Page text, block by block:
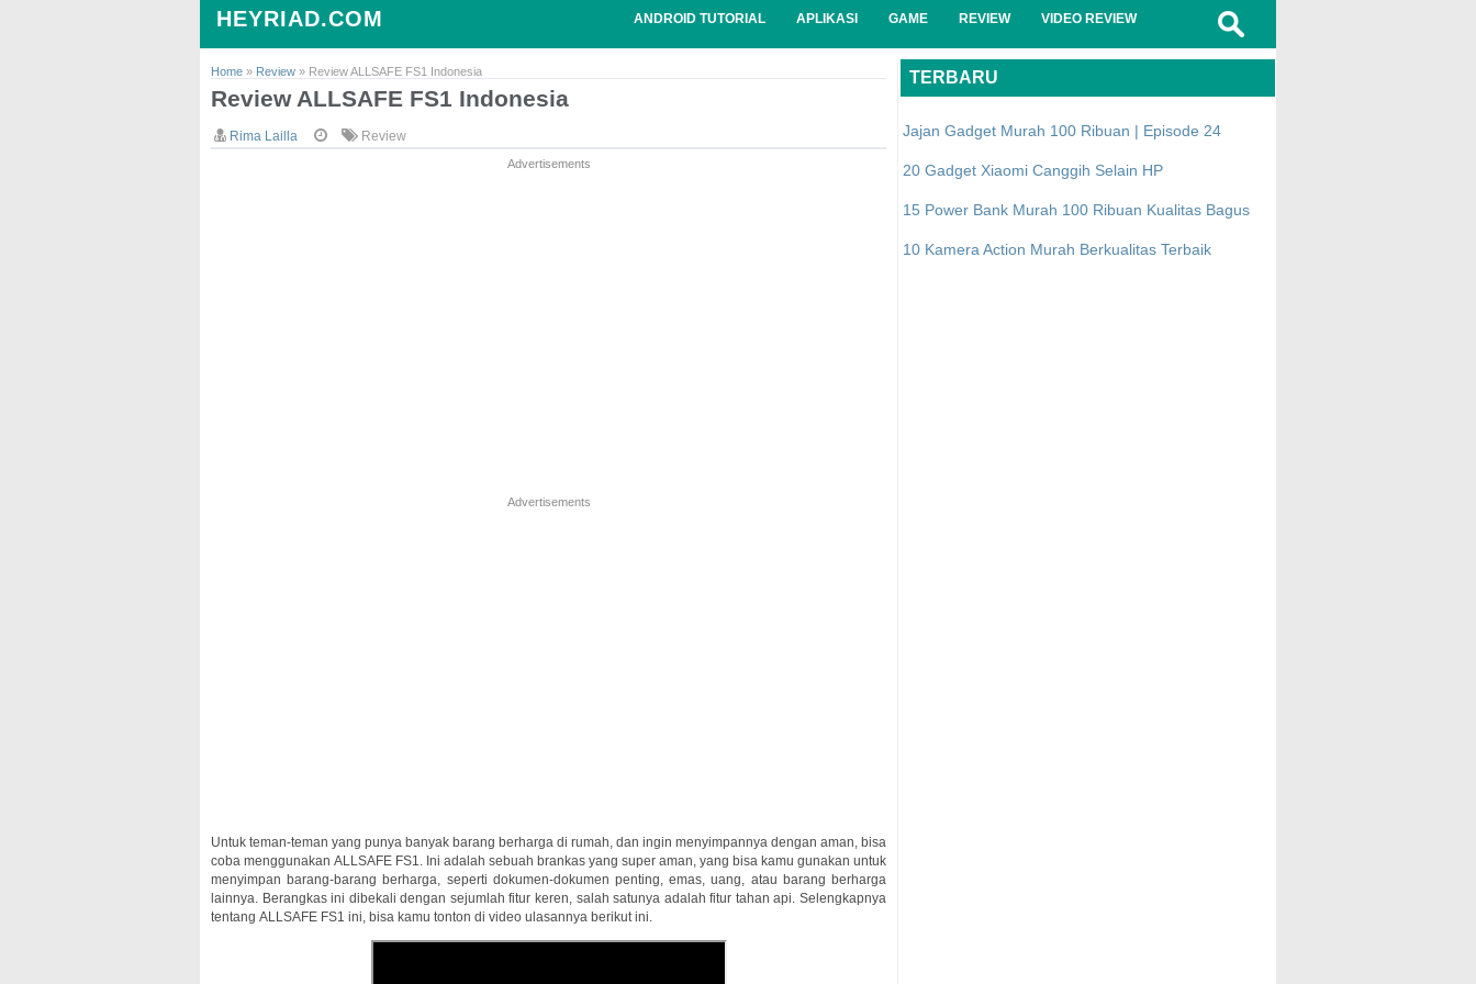
HEYRIAD.COM ANDROID TUTORIAL APLIKASI GAME REVIEW VIDEO REVIEW
Home » Review » Review ALLSAFE FS1 Indonesia
Review ALLSAFE FS1 Indonesia
Rima Lailla Review
Advertisements
Advertisements
Untuk teman-teman yang punya banyak barang berharga di rumah, dan ingin menyimpannya dengan aman, bisa
coba menggunakan ALLSAFE FS1. Ini adalah sebuah brankas yang super aman, yang bisa kamu gunakan untuk
menyimpan barang-barang berharga, seperti dokumen-dokumen penting, emas, uang, atau barang berharga
lainnya. Berangkas ini dibekali dengan sejumlah fitur keren, salah satunya adalah fitur tahan api. Selengkapnya
tentang ALLSAFE FS1 ini, bisa kamu tonton di video ulasannya berikut ini.
TERBARU
Jajan Gadget Murah 100 Ribuan | Episode 24
20 Gadget Xiaomi Canggih Selain HP
15 Power Bank Murah 100 Ribuan Kualitas Bagus
10 Kamera Action Murah Berkualitas Terbaik